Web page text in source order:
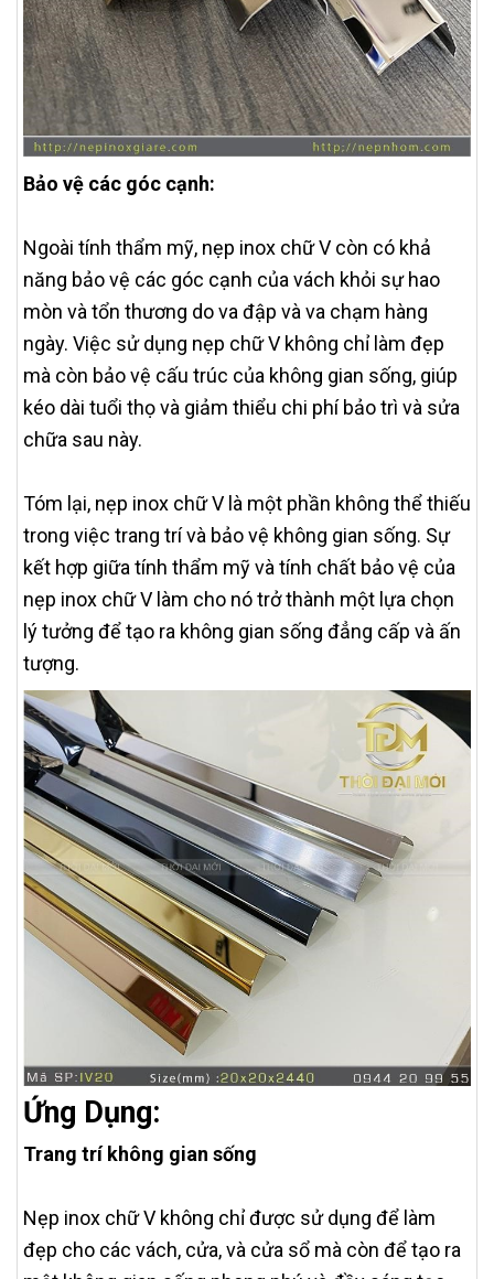
Bảo vệ các góc cạnh:
Ngoài tính thẩm mỹ, nẹp inox chữ V còn có khả
năng bảo vệ các góc cạnh của vách khỏi sự hao
mòn và tổn thương do va đập và va chạm hàng
ngày. Việc sử dụng nẹp chữ V không chỉ làm đẹp
mà còn bảo vệ cấu trúc của không gian sống, giúp
kéo dài tuổi thọ và giảm thiểu chi phí bảo trì và sửa
chữa sau này.
Tóm lại, nẹp inox chữ V là một phần không thể thiếu
trong việc trang trí và bảo vệ không gian sống. Sự
kết hợp giữa tính thẩm mỹ và tính chất bảo vệ của
nẹp inox chữ V làm cho nó trở thành một lựa chọn
lý tưởng để tạo ra không gian sống đẳng cấp và ấn
tượng.
Ứng Dụng:
Trang trí không gian sống
Nẹp inox chữ V không chỉ được sử dụng để làm
đẹp cho các vách, cửa, và cửa sổ mà còn để tạo ra